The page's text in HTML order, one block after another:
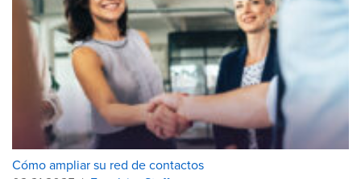
Cómo ampliar su red de contactos